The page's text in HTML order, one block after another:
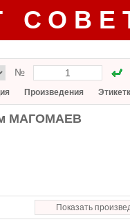
№
Произведения
МАГОМАЕВ
Показать